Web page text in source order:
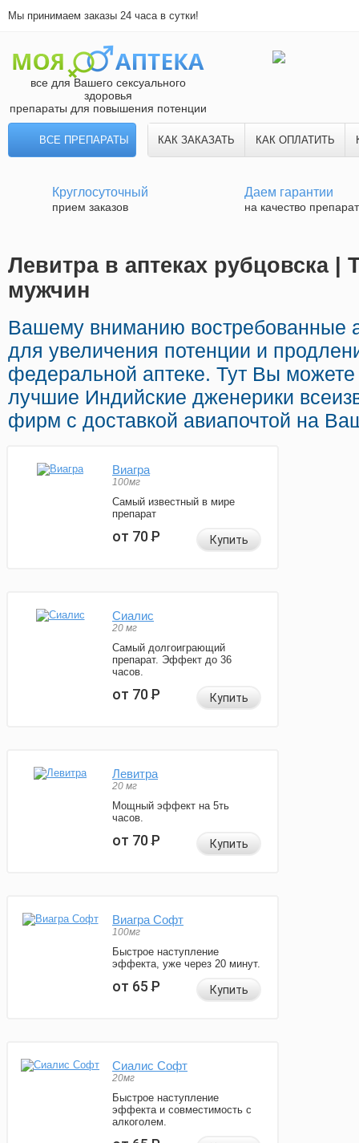
Мы принимаем заказы 24 часа в сутки!
все для Вашего сексуального
здоровья
препараты для повышения потенции
ВСЕ ПРЕПАРАТЫ КАК ЗАКАЗАТЬ КАК ОПЛАТИТЬ
Круглосуточный
прием заказов
Даем гарантии
на качество
Левитра в аптеках рубцовска |
мужчин
Вашему вниманию востребованные
для увеличения потенции и
федеральной аптеке. Тут Вы можете
лучшие Индийские дженерики
фирм с доставкой авиапочтой на
Виагра
100мг
Самый известный в мире
препарат
от 70Р Купить
Сиалис
20 мг
Самый долгоиграющий
препарат. Эффект до 36
часов.
от 70Р Купить
Левитра
20 мг
Мощный эффект на 5ть
часов.
от 70Р Купить
Виагра Софт
100мг
Быстрое наступление
эффекта, уже через 20 минут.
от 65Р Купить
Сиалис Софт
20мг
Быстрое наступление
эффекта и совместимость с
алкоголем.